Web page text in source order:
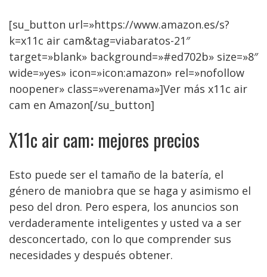
[su_button url=»https://www.amazon.es/s?
k=x11c air cam&tag=viabaratos-21″
target=»blank» background=»#ed702b» size=»8″
wide=»yes» icon=»icon:amazon» rel=»nofollow
noopener» class=»verenama»]Ver más x11c air
cam en Amazon[/su_button]
X11c air cam: mejores precios
Esto puede ser el tamaño de la batería, el
género de maniobra que se haga y asimismo el
peso del dron. Pero espera, los anuncios son
verdaderamente inteligentes y usted va a ser
desconcertado, con lo que comprender sus
necesidades y después obtener.